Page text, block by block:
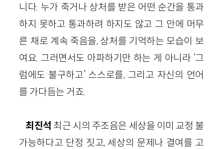
니다. 누가 죽거나 상처를 받은 어떤 순간을 통과
하지 못하고 통과하려 하지도 않고 그 안에 머무
른 채로 계속 죽음을, 상처를 기억하는 모습이 보
여요. 그러면서도 아파하기만 하는 게 아니라 ‘그
럼에도 불구하고’ 스스로를, 그리고 자신의 언어
를 가다듬는 거죠.
최진석 최근 시의 주조음은 세상을 이미 교정 불
가능하다고 단정 짓고, 세상의 문제나 결여를 고